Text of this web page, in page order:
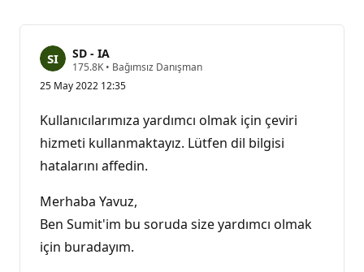
SD - IA
175.8K S
y
ı
n
l
ı
k
a
ı
• Bağımsız Danışman
25 May 2022 12:35
Kullanıcılarımıza yardımcı olmak için çeviri
hizmeti kullanmaktayız. Lütfen dil bilgisi
hatalarını affedin.
Merhaba Yavuz,
Ben Sumit'im bu soruda size yardımcı olmak
için buradayım.